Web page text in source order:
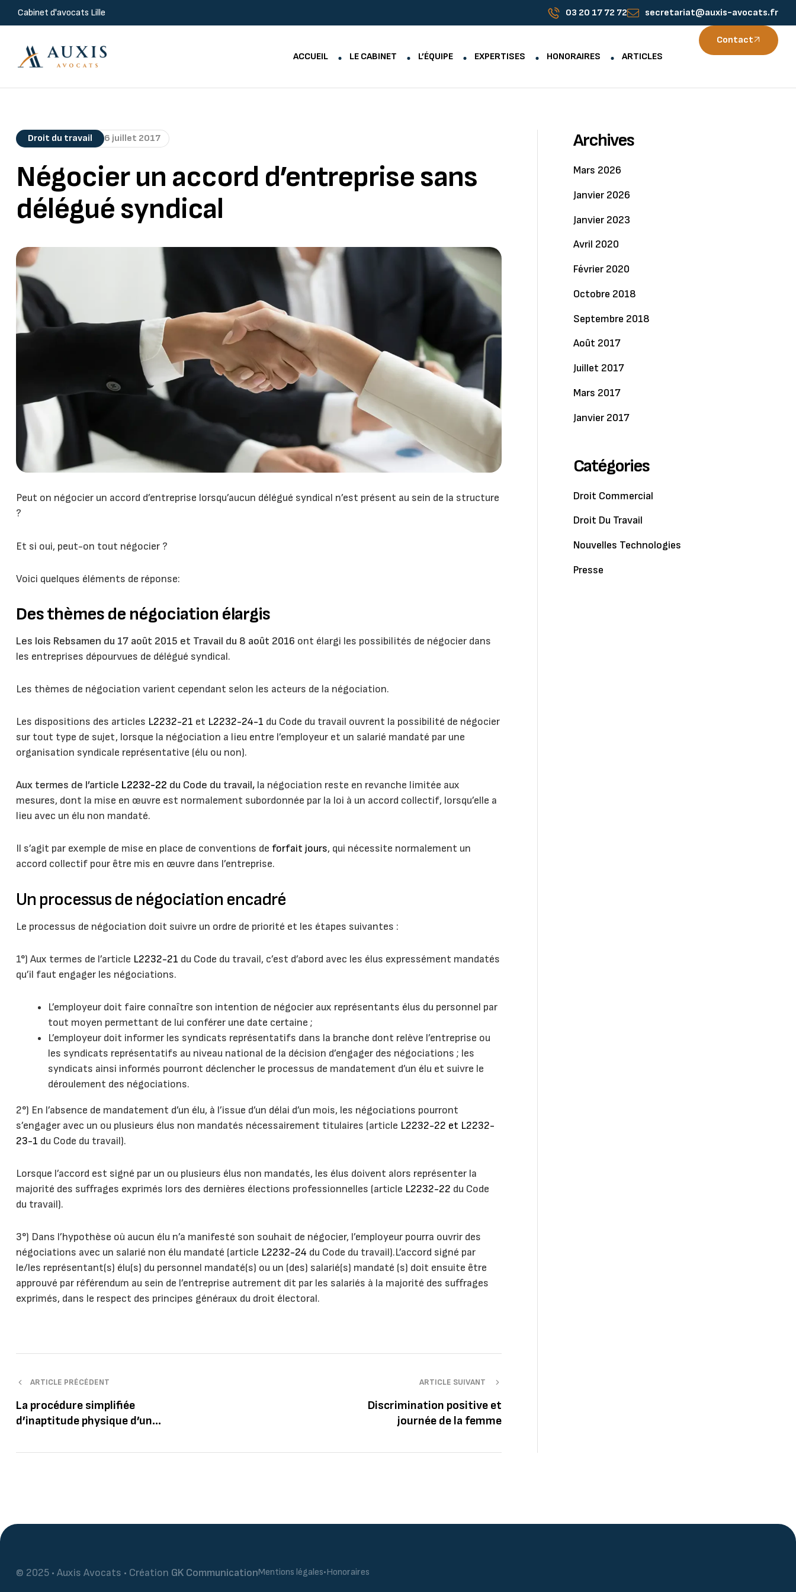
Cabinet d'avocats Lille 03 20 17 72 72 secretariat@auxis-avocats.fr
ACCUEIL LE CABINET L’ÉQUIPE EXPERTISES HONORAIRES ARTICLES
Contact
Droit du travail 6 juillet 2017
Négocier un accord d’entreprise sans
délégué syndical
Peut on négocier un accord d’entreprise lorsqu’aucun délégué syndical n’est présent au sein de la structure
?
Et si oui, peut-on tout négocier ?
Voici quelques éléments de réponse:
Des thèmes de négociation élargis
Les lois Rebsamen du 17 août 2015 et Travail du 8 août 2016 ont élargi les possibilités de négocier dans
les entreprises dépourvues de délégué syndical.
Les thèmes de négociation varient cependant selon les acteurs de la négociation.
Les dispositions des articles L2232-21 et L2232-24-1 du Code du travail ouvrent la possibilité de négocier
sur tout type de sujet, lorsque la négociation a lieu entre l’employeur et un salarié mandaté par une
organisation syndicale représentative (élu ou non).
Aux termes de l’article L2232-22 du Code du travail, la négociation reste en revanche limitée aux
mesures, dont la mise en œuvre est normalement subordonnée par la loi à un accord collectif, lorsqu’elle a
lieu avec un élu non mandaté.
Il s’agit par exemple de mise en place de conventions de forfait jours, qui nécessite normalement un
accord collectif pour être mis en œuvre dans l’entreprise.
Un processus de négociation encadré
Le processus de négociation doit suivre un ordre de priorité et les étapes suivantes :
1°) Aux termes de l’article L2232-21 du Code du travail, c’est d’abord avec les élus expressément mandatés
qu’il faut engager les négociations.
L’employeur doit faire connaître son intention de négocier aux représentants élus du personnel par
tout moyen permettant de lui conférer une date certaine ;
L’employeur doit informer les syndicats représentatifs dans la branche dont relève l’entreprise ou
les syndicats représentatifs au niveau national de la décision d’engager des négociations ; les
syndicats ainsi informés pourront déclencher le processus de mandatement d’un élu et suivre le
déroulement des négociations.
2°) En l’absence de mandatement d’un élu, à l’issue d’un délai d’un mois, les négociations pourront
s’engager avec un ou plusieurs élus non mandatés nécessairement titulaires (article L2232-22 et L2232-
23-1 du Code du travail).
Lorsque l’accord est signé par un ou plusieurs élus non mandatés, les élus doivent alors représenter la
majorité des suffrages exprimés lors des dernières élections professionnelles (article L2232-22 du Code
du travail).
3°) Dans l’hypothèse où aucun élu n’a manifesté son souhait de négocier, l’employeur pourra ouvrir des
négociations avec un salarié non élu mandaté (article L2232-24 du Code du travail).L’accord signé par
le/les représentant(s) élu(s) du personnel mandaté(s) ou un (des) salarié(s) mandaté (s) doit ensuite être
approuvé par référendum au sein de l’entreprise autrement dit par les salariés à la majorité des suffrages
exprimés, dans le respect des principes généraux du droit électoral.
ARTICLE PRÉCÉDENT
La procédure simplifiée
d’inaptitude physique d’un
ARTICLE SUIVANT
Discrimination positive et
journée de la femme
Archives
Mars 2026
Janvier 2026
Janvier 2023
Avril 2020
Février 2020
Octobre 2018
Septembre 2018
Août 2017
Juillet 2017
Mars 2017
Janvier 2017
Catégories
Droit Commercial
Droit Du Travail
Nouvelles Technologies
Presse
© 2025 • Auxis Avocats • Création GK CommunicationMentions légales•Honoraires